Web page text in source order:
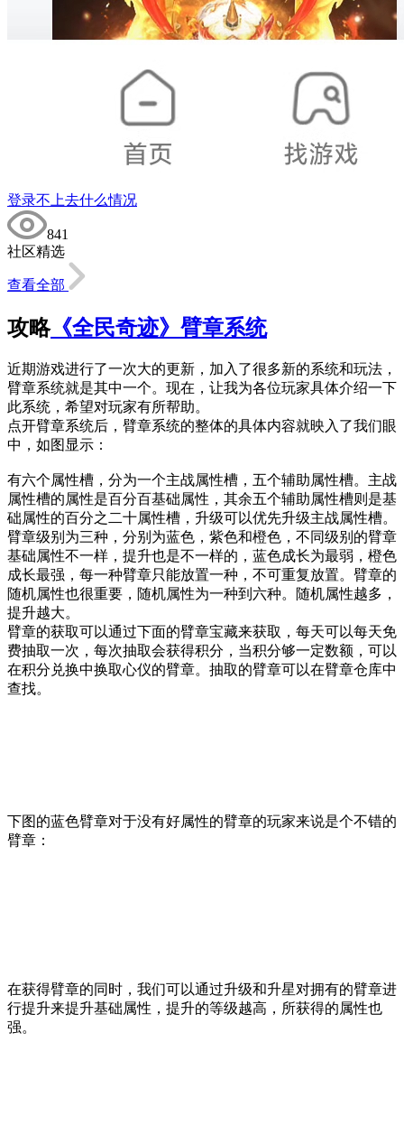
登录不上去什么情况
841
社区精选
查看全部
攻略《全民奇迹》臂章系统
近期游戏进行了一次大的更新，加入了很多新的系统和玩法，
臂章系统就是其中一个。现在，让我为各位玩家具体介绍一下
此系统，希望对玩家有所帮助。
点开臂章系统后，臂章系统的整体的具体内容就映入了我们眼
中，如图显示：
有六个属性槽，分为一个主战属性槽，五个辅助属性槽。主战
属性槽的属性是百分百基础属性，其余五个辅助属性槽则是基
础属性的百分之二十属性槽，升级可以优先升级主战属性槽。
臂章级别为三种，分别为蓝色，紫色和橙色，不同级别的臂章
基础属性不一样，提升也是不一样的，蓝色成长为最弱，橙色
成长最强，每一种臂章只能放置一种，不可重复放置。臂章的
随机属性也很重要，随机属性为一种到六种。随机属性越多，
提升越大。
臂章的获取可以通过下面的臂章宝藏来获取，每天可以每天免
费抽取一次，每次抽取会获得积分，当积分够一定数额，可以
在积分兑换中换取心仪的臂章。抽取的臂章可以在臂章仓库中
查找。
下图的蓝色臂章对于没有好属性的臂章的玩家来说是个不错的
臂章：
在获得臂章的同时，我们可以通过升级和升星对拥有的臂章进
行提升来提升基础属性，提升的等级越高，所获得的属性也
强。